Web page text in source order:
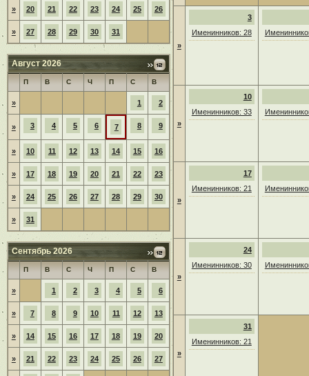
» 20 21 22 23 24 25 26
» 27 28 29 30 31
Август 2026
П В С Ч П С В
» 1 2
» 3 4 5 6 7 8 9
» 10 11 12 13 14 15 16
» 17 18 19 20 21 22 23
» 24 25 26 27 28 29 30
» 31
Сентябрь 2026
П В С Ч П С В
» 1 2 3 4 5 6
» 7 8 9 10 11 12 13
» 14 15 16 17 18 19 20
» 21 22 23 24 25 26 27
»
3
Именинников: 28
»
10
Именинников: 33
»
17
Именинников: 21
»
24
Именинников: 30
»
31
Именинников: 21